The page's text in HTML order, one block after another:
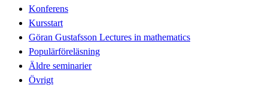
Konferens
Kursstart
Göran Gustafsson Lectures in mathematics
Populärföreläsning
Äldre seminarier
Övrigt